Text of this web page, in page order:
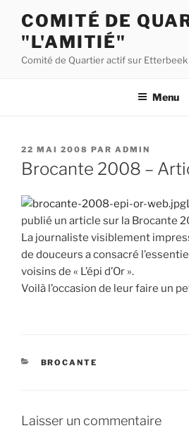
contenu
principal
COMITÉ DE
"L'AMITIÉ"
Comité de Quartier actif sur
Menu
PUBLIÉ
LE
22 MAI 2008 PAR ADMIN
Brocante 2008 –
publié un article sur la Brocante
La journaliste visiblement
de douceurs a consacré
voisins de « L’épi d’Or ».
Voilà l’occasion de leur faire un
CATÉGORIES
BROCANTE
Laisser un commentaire